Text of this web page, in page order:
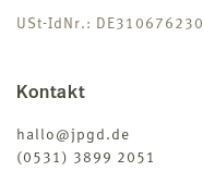
USt-IdNr.: DE310676230
Kontakt
hallo@jpgd.de
(0531) 3899 2051